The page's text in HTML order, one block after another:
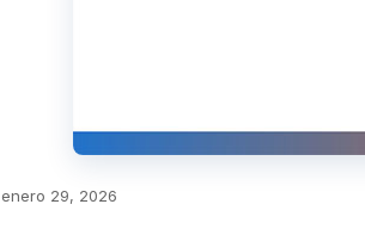
enero 29, 2026